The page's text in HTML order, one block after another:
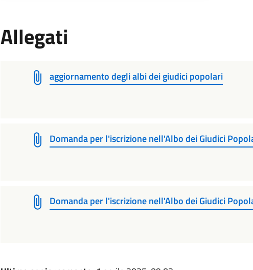
Allegati
aggiornamento degli albi dei giudici popolari
Domanda per l'iscrizione nell'Albo dei Giudici
Domanda per l'iscrizione nell'Albo dei Giudici